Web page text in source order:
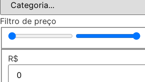
Filtro de preço
R$